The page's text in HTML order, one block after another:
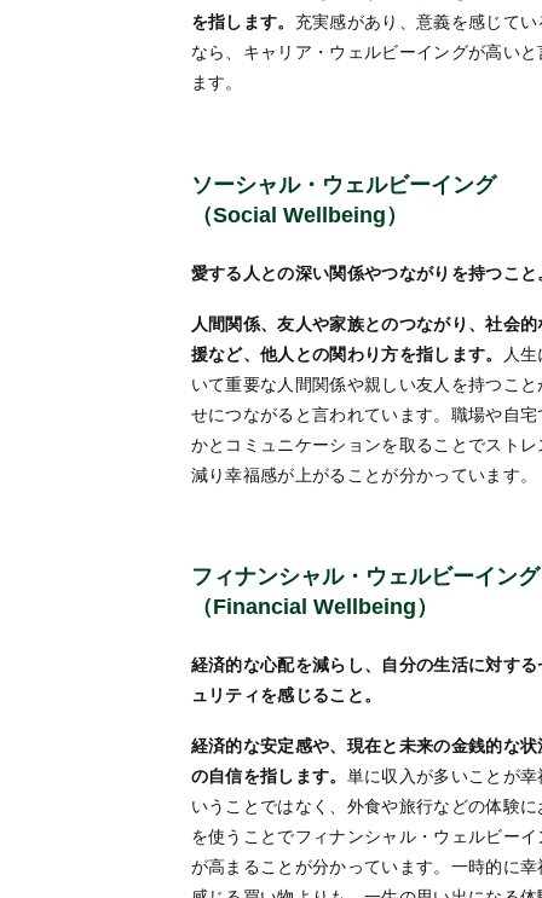
を指します。 充実感があり、意義を感じてい
なら、キャリア・ウェルビーイングが高いと
ます。
ソーシャル・ウェルビーイング
（Social Wellbeing）
愛する人との深い関係やつながりを持つこと
人間関係、友人や家族とのつながり、社会的
援など、他人との関わり方を指します。
人
いて重要な人間関係や親しい友人を持つこと
せにつながると言われています。職場や自宅
かとコミュニケーションを取ることでストレ
減り幸福感が上がることが分かっています。
フィナンシャル・ウェルビーイング
（Financial Wellbeing）
経済的な心配を減らし、自分の生活に対する
ュリティを感じること。
経済的な安定感や、現在と未来の金銭的な状
の自信を指します。 単に収入が多いことが幸
いうことではなく、外食や旅行などの体験に
を使うことでフィナンシャル・ウェルビーイ
が高まることが分かっています。一時的に幸